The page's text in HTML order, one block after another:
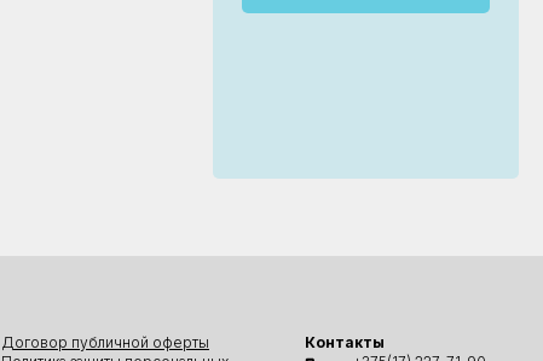
Договор публичной оферты
Контакты